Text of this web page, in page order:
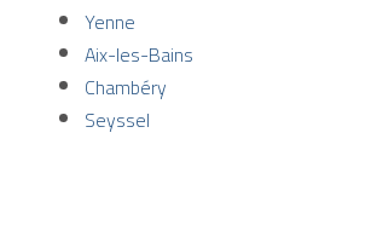
Yenne
Aix-les-Bains
Chambéry
Seyssel